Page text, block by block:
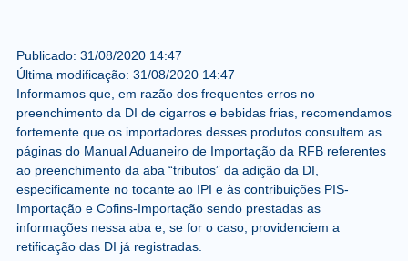
Publicado: 31/08/2020 14:47
Última modificação: 31/08/2020 14:47
Informamos que, em razão dos frequentes erros no
preenchimento da DI de cigarros e bebidas frias, recomendamos
fortemente que os importadores desses produtos consultem as
páginas do Manual Aduaneiro de Importação da RFB referentes
ao preenchimento da aba “tributos” da adição da DI,
especificamente no tocante ao IPI e às contribuições PIS-
Importação e Cofins-Importação sendo prestadas as
informações nessa aba e, se for o caso, providenciem a
retificação das DI já registradas.